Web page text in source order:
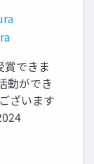
できま
動ができ
ざいます